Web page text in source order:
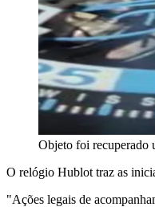
Objeto foi recuperado
O relógio Hublot traz as
"Ações legais de